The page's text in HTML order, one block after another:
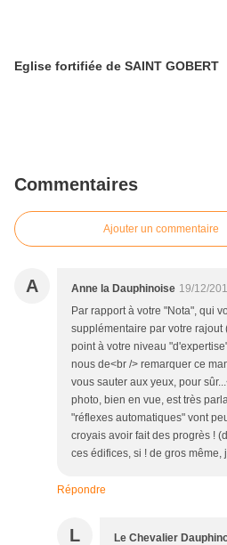
Eglise fortifiée de SAINT GOBERT
Commentaires
Ajouter un commentaire
A Anne la Dauphinoise 19/12/
Par rapport à votre "Nota", qui
supplémentaire par votre rajout
point à votre niveau
nous de<br /> remarquer ce
vous sauter aux yeux, pour
photo, bien en vue, est très
"réflexes automatiques" vont
croyais avoir fait des progrès !
ces édifices, si ! de gros même,
Répondre
L Le Chevalier